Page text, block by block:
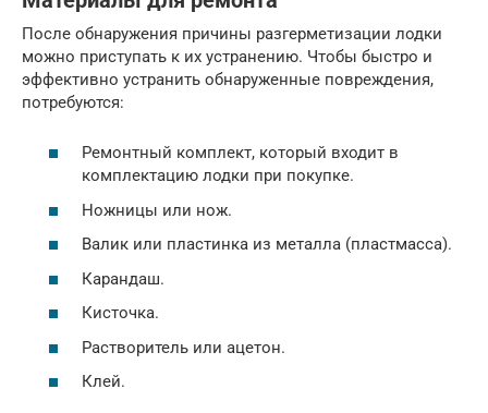
После обнаружения причины разгерметизации лодки
можно приступать к их устранению. Чтобы быстро и
эффективно устранить обнаруженные повреждения,
потребуются:
Ремонтный комплект, который входит в
комплектацию лодки при покупке.
Ножницы или нож.
Валик или пластинка из металла (пластмасса).
Карандаш.
Кисточка.
Растворитель или ацетон.
Клей.